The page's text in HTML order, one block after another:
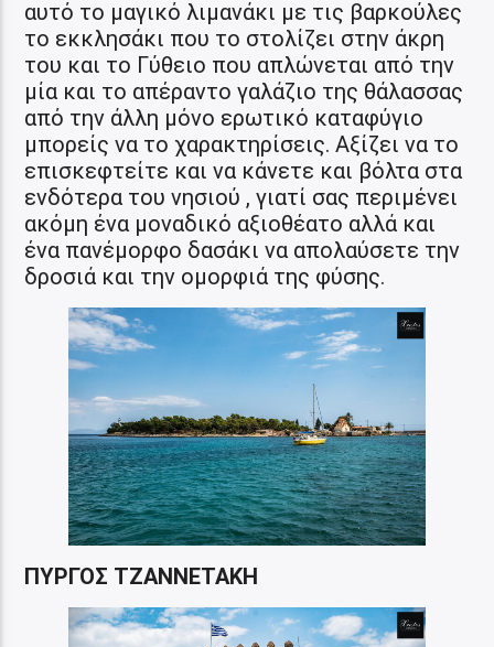
αυτό το μαγικό λιμανάκι με τις βαρκούλες
το εκκλησάκι που το στολίζει στην άκρη
του και το Γύθειο που απλώνεται από την
μία και το απέραντο γαλάζιο της θάλασσας
από την άλλη μόνο ερωτικό καταφύγιο
μπορείς να το χαρακτηρίσεις. Αξίζει να το
επισκεφτείτε και να κάνετε και βόλτα στα
ενδότερα του νησιού , γιατί σας περιμένει
ακόμη ένα μοναδικό αξιοθέατο αλλά και
ένα πανέμορφο δασάκι να απολαύσετε την
δροσιά και την ομορφιά της φύσης.
ΠΥΡΓΟΣ ΤΖΑΝΝΕΤΑΚΗ